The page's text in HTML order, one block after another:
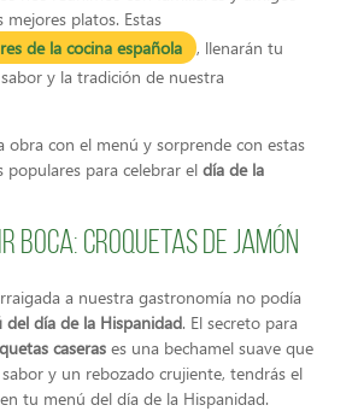
mejores platos. Estas
de la cocina española
, llenarán tu
y la tradición de nuestra
obra con el menú y sorprende con estas
populares para celebrar el día de la
boca: Croquetas de jamón
a nuestra gastronomía no podía
del día de la Hispanidad. El secreto para
caseras es una bechamel suave que
y un rebozado crujiente, tendrás el
tu menú del día de la Hispanidad.